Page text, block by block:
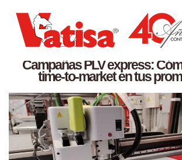
Serviciosdel24 junio
Campañas PLV express:
time-to-market en tus